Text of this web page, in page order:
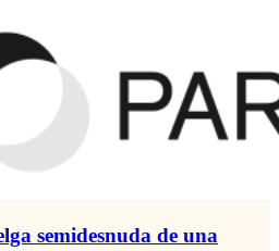
semidesnuda de una